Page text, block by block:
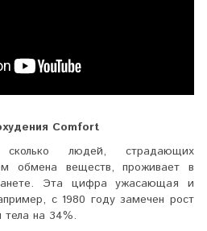
Comfort
сколько людей, страдающих
обмена веществ, проживает в
Эта цифра ужасающая и
с 1980 году замечен рост
на 34%.